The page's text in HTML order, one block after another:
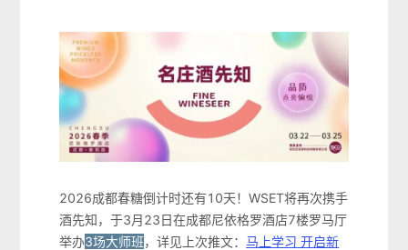
2026成都春糖倒计时还有10天！WSET将再次携手
酒先知，于3月23日在成都尼依格罗酒店7楼罗马厅
举办3场大师班，详见上次推文：马上学习 开启新